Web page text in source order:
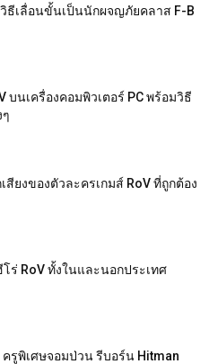
วิธีเลื่อนขั้นเป็นนักผจญภัยคลาส F-B
บนเครื่องคอมพิวเตอร์ PC พร้อมวิธี
สียงของตัวละครเกมส์ RoV ที่ถูกต้อง
ร่ RoV ทั้งในและนอกประเทศ
ครูพิเศษจอมป่วน รีบอร์น Hitman